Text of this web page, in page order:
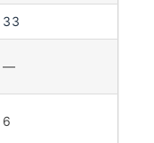
33
—
6